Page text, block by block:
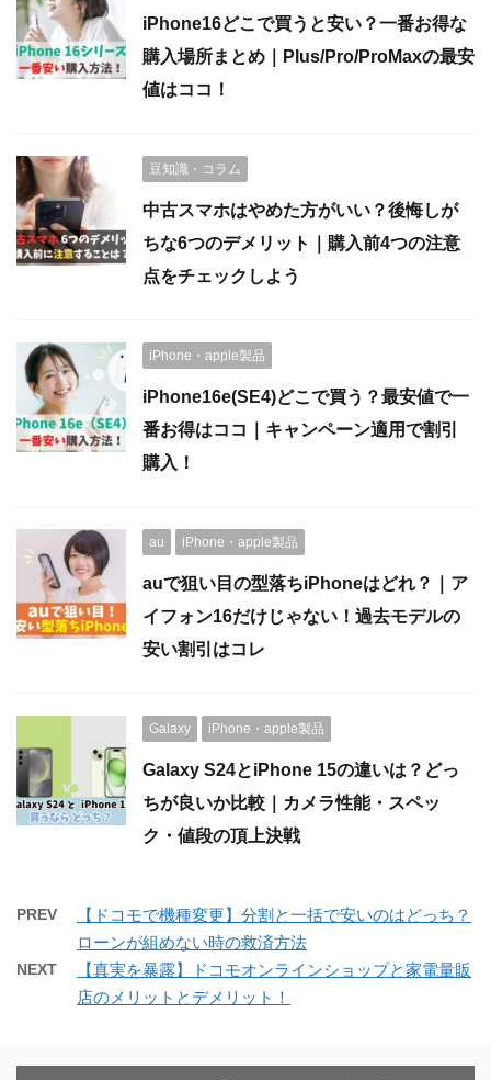
iPhone16どこで買うと安い？一番お得な
購入場所まとめ｜Plus/Pro/ProMaxの最安
値はココ！
豆知識・コラム
中古スマホはやめた方がいい？後悔しが
ちな6つのデメリット｜購入前4つの注意
点をチェックしよう
iPhone・apple製品
iPhone16e(SE4)どこで買う？最安値で一
番お得はココ｜キャンペーン適用で割引
購入！
au iPhone・apple製品
auで狙い目の型落ちiPhoneはどれ？｜ア
イフォン16だけじゃない！過去モデルの
安い割引はコレ
Galaxy iPhone・apple製品
Galaxy S24とiPhone 15の違いは？どっ
ちが良いか比較｜カメラ性能・スペッ
ク・値段の頂上決戦
PREV
【ドコモで機種変更】分割と一括で安いのはどっち？
ローンが組めない時の救済方法
NEXT
【真実を暴露】ドコモオンラインショップと家電量販
店のメリットとデメリット！